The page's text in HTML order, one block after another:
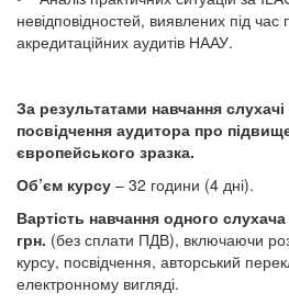
невідповідностей, виявлених під
акредитаційних аудитів НААУ.
За результатами навчання
посвідчення аудитора про
європейського зразка.
Об’єм курсу – 32 години (4 дні).
Вартість навчання одного
грн. (без сплати ПДВ), включаючи
курсу, посвідчення, авторський
електронному вигляді.